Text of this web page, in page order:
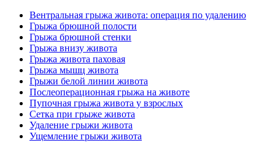
Вентральная грыжа живота: операция по удалению
Грыжа брюшной полости
Грыжа брюшной стенки
Грыжа внизу живота
Грыжа живота паховая
Грыжа мышц живота
Грыжи белой линии живота
Послеоперационная грыжа на животе
Пупочная грыжа живота у взрослых
Сетка при грыже живота
Удаление грыжи живота
Ущемление грыжи живота